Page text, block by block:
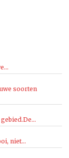
soorten
niet...